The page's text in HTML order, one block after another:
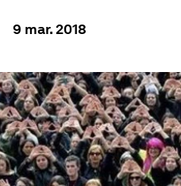
9 mar. 2018